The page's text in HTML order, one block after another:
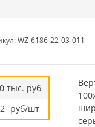
WZ-6186-22-03-011
тыс. руб
руб/шт